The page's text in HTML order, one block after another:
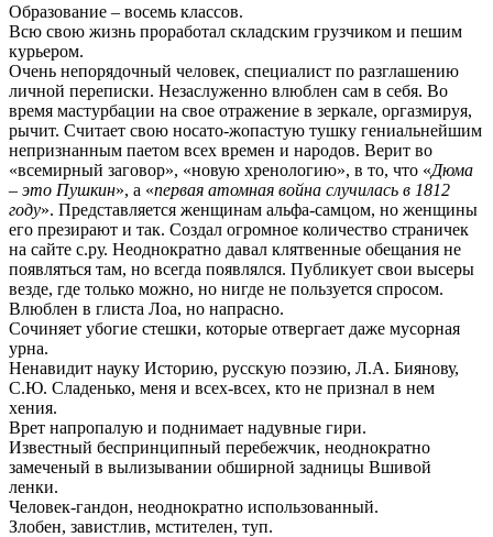
Образование – восемь классов.
Всю свою жизнь проработал складским грузчиком и пешим
курьером.
Очень непорядочный человек, специалист по разглашению
личной переписки. Незаслуженно влюблен сам в себя. Во
время мастурбации на свое отражение в зеркале, оргазмируя,
рычит. Считает свою носато-жопастую тушку гениальнейшим
непризнанным паетом всех времен и народов. Верит во
«всемирный заговор», «новую хренологию», в то, что «Дюма
– это Пушкин», а «первая атомная война случилась в 1812
году». Представляется женщинам альфа-самцом, но женщины
его презирают и так. Создал огромное количество страничек
на сайте с.ру. Неоднократно давал клятвенные обещания не
появляться там, но всегда появлялся. Публикует свои высеры
везде, где только можно, но нигде не пользуется спросом.
Влюблен в глиста Лоа, но напрасно.
Сочиняет убогие стешки, которые отвергает даже мусорная
урна.
Ненавидит науку Историю, русскую поэзию, Л.А. Биянову,
С.Ю. Сладенько, меня и всех-всех, кто не признал в нем
хения.
Врет напропалую и поднимает надувные гири.
Известный беспринципный перебежчик, неоднократно
замеченый в вылизывании обширной задницы Вшивой
ленки.
Человек-гандон, неоднократно использованный.
Злобен, завистлив, мстителен, туп.